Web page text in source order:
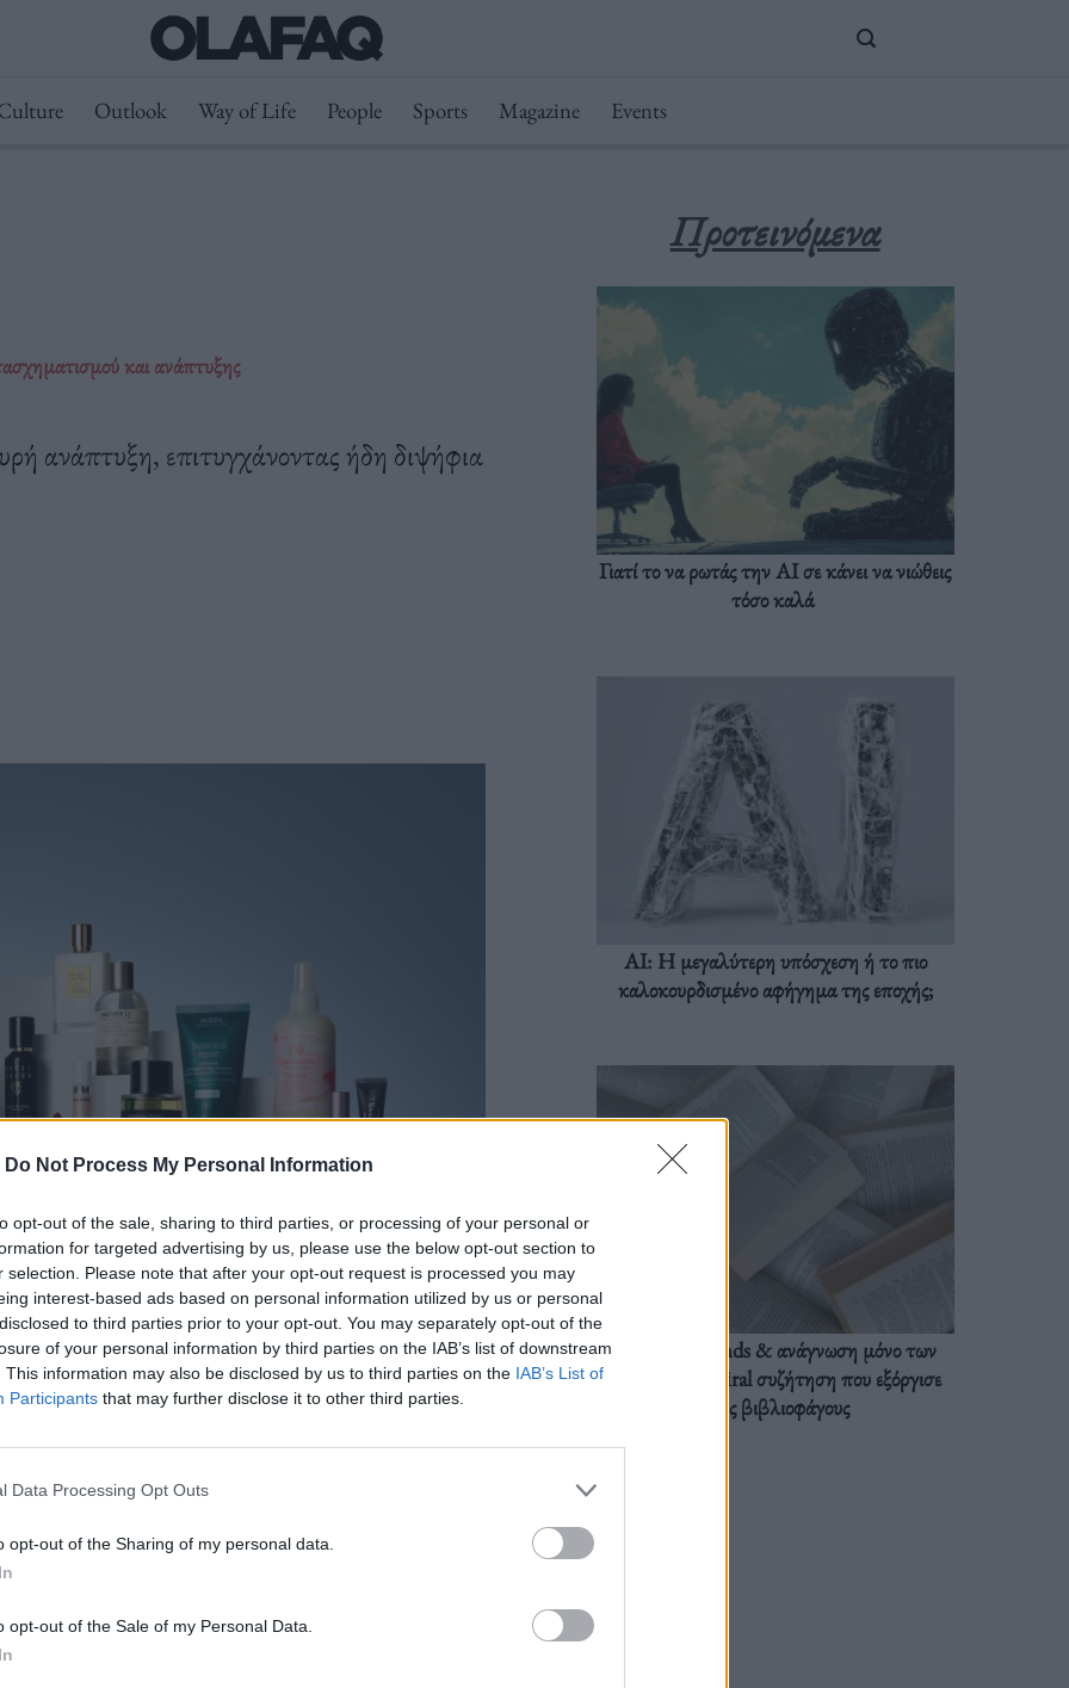
Do Not Process My Personal Information
opt-out of the sale, sharing to third parties, or processing of your personal or
for targeted advertising by us, please use the below opt-out section to
selection. Please note that after your opt-out request is processed you may
interest-based ads based on personal information utilized by us or personal
to third parties prior to your opt-out. You may separately opt-out of the
of your personal information by third parties on the IAB’s list of downstream
This information may also be disclosed by us to third parties on the IAB’s List of
Participants that may further disclose it to other third parties.
Data Processing Opt Outs
opt-out of the Sharing of my personal data.
opt-out of the Sale of my Personal Data.
Outlook Way of Life People Sports Magazine Events
και ανάπτυξης
ανάπτυξη, επιτυγχάνοντας ήδη διψήφια
ανάπτυξη, επιτυγχάνοντας ήδη
Προτεινόμενα
Γιατί το να ρωτάς την AI σε κάνει να νιώθεις
τόσο καλά
AI: Η μεγαλύτερη υπόσχεση ή το πιο
καλοκουρδισμένο αφήγημα της εποχής;
BookTok trends & ανάγνωση μόνο των
διαλόγων: Η viral συζήτηση που εξόργισε
τους βιβλιοφάγους